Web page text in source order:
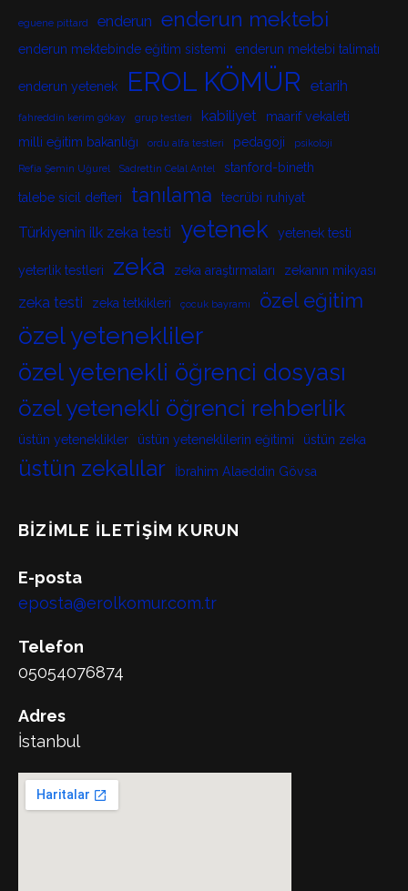
eguene pittard enderun enderun mektebi
enderun mektebinde eğitim sistemi enderun mektebi talimatı
enderun yetenek EROL KÖMÜR etarih
fahreddin kerim gökay grup testleri kabiliyet
maarif vekaleti
milli eğitim bakanlığı
ordu alfa testleri pedagoji psikoloji
Refia Şemin Uğurel Sadrettin Celal Antel stanford-bineth
talebe sicil defteri tanılama tecrübi ruhiyat
Türkiyenin ilk zeka testi yetenek yetenek testi
yeterlik testleri zeka zeka araştırmaları zekanın mikyası
zeka testi zeka tetkikleri çocuk bayramı özel eğitim
özel yetenekliler
özel yetenekli öğrenci dosyası
özel yetenekli öğrenci rehberlik
üstün yeteneklikler üstün yeteneklilerin eğitimi üstün zeka
üstün zekalılar İbrahim Alaeddin Gövsa
BIZIMLE İLETIŞIM KURUN
E-posta
eposta@erolkomur.com.tr
Telefon
05054076874
Adres
İstanbul